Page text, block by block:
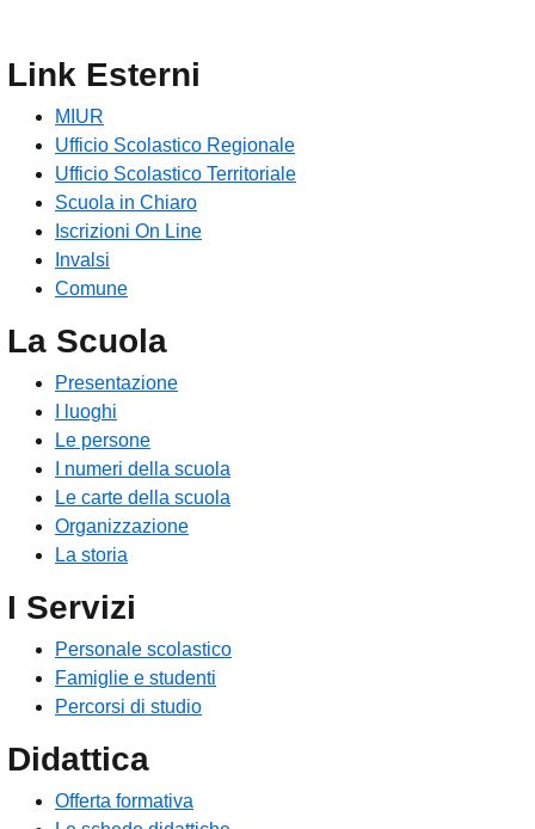
Link Esterni
MIUR
Ufficio Scolastico Regionale
Ufficio Scolastico Territoriale
Scuola in Chiaro
Iscrizioni On Line
Invalsi
Comune
La Scuola
Presentazione
I luoghi
Le persone
I numeri della scuola
Le carte della scuola
Organizzazione
La storia
I Servizi
Personale scolastico
Famiglie e studenti
Percorsi di studio
Didattica
Offerta formativa